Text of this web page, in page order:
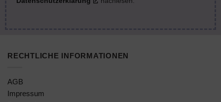
RECHTLICHE INFORMATIONEN
AGB
Impressum